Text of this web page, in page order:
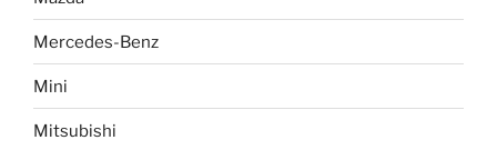
Mercedes-Benz
Mini
Mitsubishi